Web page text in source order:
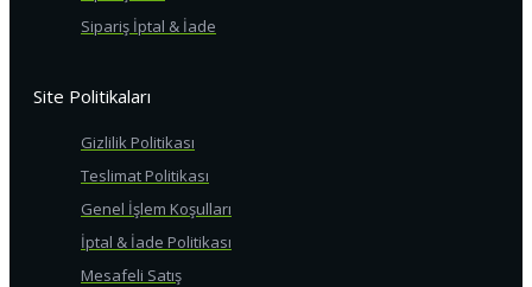
Sipariş İptal & İade
Site Politikaları
Gizlilik Politikası
Teslimat Politikası
Genel İşlem Koşulları
İptal & İade Politikası
Mesafeli Satış